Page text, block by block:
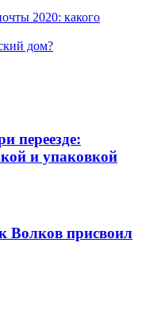
2020: какого
дом?
переезде:
и упаковкой
Волков присвоил